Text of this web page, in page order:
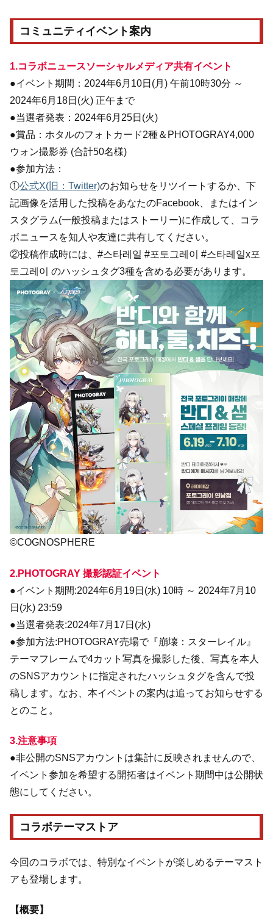
コミュニティイベント案内
1.コラボニュースソーシャルメディア共有イベント
●イベント期間：2024年6月10日(月) 午前10時30分 ～
2024年6月18日(火) 正午まで
●当選者発表：2024年6月25日(火)
●賞品：ホタルのフォトカード2種＆PHOTOGRAY4,000
ウォン撮影券 (合計50名様)
●参加方法：
①公式X(旧：Twitter)のお知らせをリツイートするか、下
記画像を活用した投稿をあなたのFacebook、またはイン
スタグラム(一般投稿またはストーリー)に作成して、コラ
ボニュースを知人や友達に共有してください。
②投稿作成時には、#스타레일 #포토그레이 #스타레일x포
토그레이 のハッシュタグ3種を含める必要があります。
©COGNOSPHERE
2.PHOTOGRAY 撮影認証イベント
●イベント期間:2024年6月19日(水) 10時 ～ 2024年7月10
日(水) 23:59
●当選者発表:2024年7月17日(水)
●参加方法:PHOTOGRAY売場で『崩壊：スターレイル』
テーマフレームで4カット写真を撮影した後、写真を本人
のSNSアカウントに指定されたハッシュタグを含んで投
稿します。なお、本イベントの案内は追ってお知らせする
とのこと。
3.注意事項
●非公開のSNSアカウントは集計に反映されませんので、
イベント参加を希望する開拓者はイベント期間中は公開状
態にしてください。
コラボテーマストア
今回のコラボでは、特別なイベントが楽しめるテーマスト
アも登場します。
【概要】